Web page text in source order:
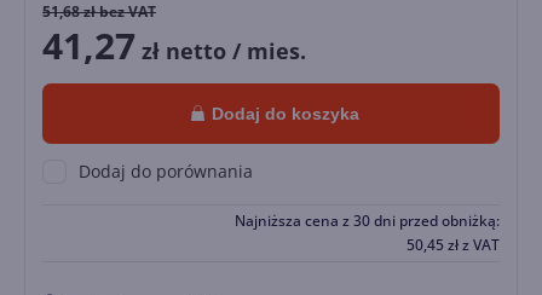
51,68zł bez VAT
41,27 zł netto / mies.
Dodaj do koszyka
Dodaj do porównania
Najniższa cena z 30 dni przed obniżką:
50,45 złz VAT